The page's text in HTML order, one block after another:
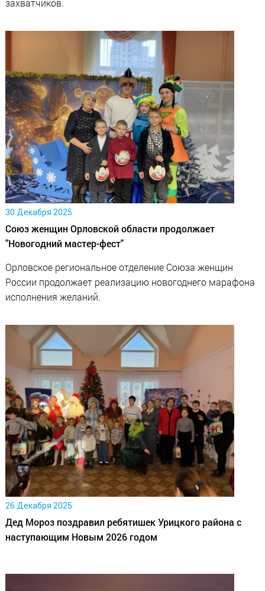
захватчиков.
30 Декабря 2025
Союз женщин Орловской области продолжает
"Новогодний мастер-фест"
Орловское региональное отделение Союза женщин
России продолжает реализацию новогоднего марафона
исполнения желаний.
26 Декабря 2025
Дед Мороз поздравил ребятишек Урицкого района с
наступающим Новым 2026 годом